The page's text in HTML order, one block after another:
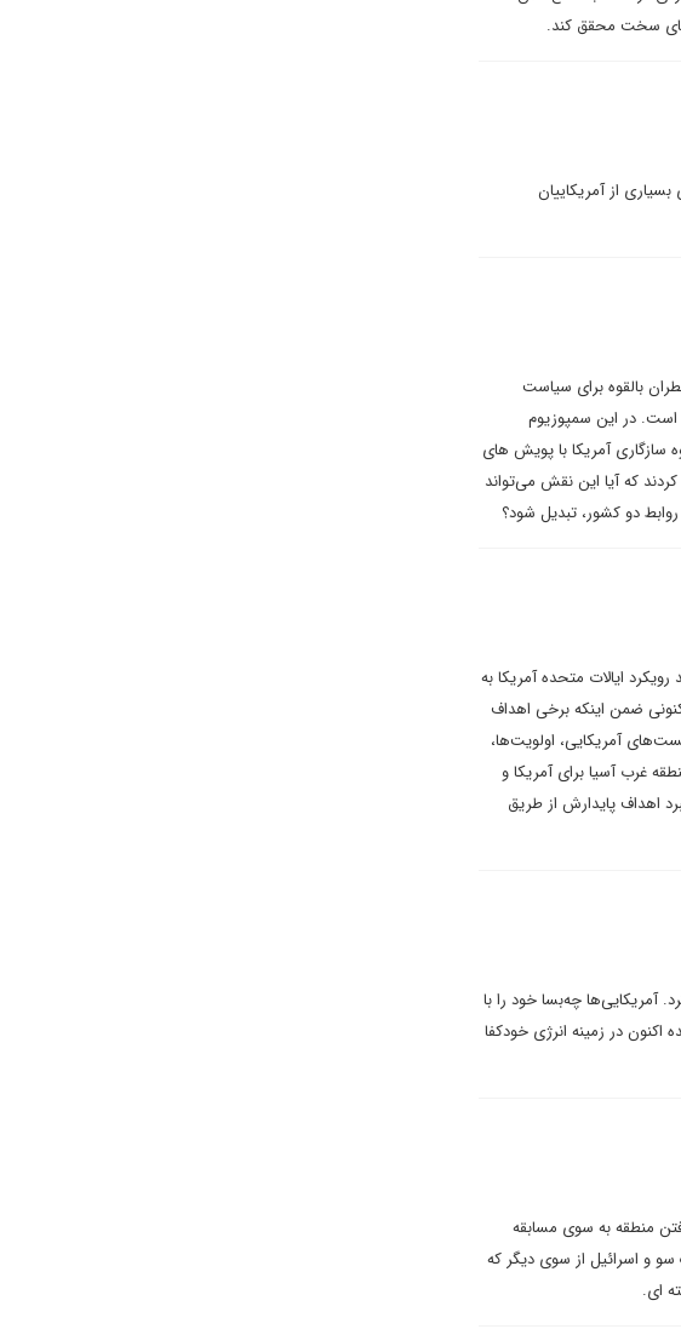
های سخت محقق کند.
از آمریکاییان
بالقوه برای سیاست
است. در این سمپوزیوم
سازگاری آمریکا با پویش ‌های
که آیا این نقش می‌تواند
دو کشور، تبدیل شود؟
ایالات متحده آمریکا به
ضمن اینکه برخی اهداف
آمریکایی، اولویت‌ها،
غرب آسیا برای آمریکا و
اهداف پایدارش از طریق
آمریکایی‌ها چه‌بسا خود را با
در زمینه انرژی خودکفا
منطقه به سوی مسابقه
و اسرائیل از سوی دیگر که
ای.